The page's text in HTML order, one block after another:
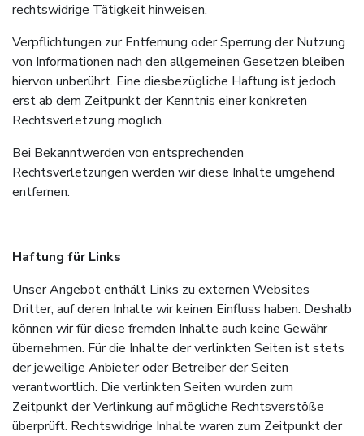
rechtswidrige Tätigkeit hinweisen.
Verpflichtungen zur Entfernung oder Sperrung der Nutzung
von Informationen nach den allgemeinen Gesetzen bleiben
hiervon unberührt. Eine diesbezügliche Haftung ist jedoch
erst ab dem Zeitpunkt der Kenntnis einer konkreten
Rechtsverletzung möglich.
Bei Bekanntwerden von entsprechenden
Rechtsverletzungen werden wir diese Inhalte umgehend
entfernen.
Haftung für Links
Unser Angebot enthält Links zu externen Websites
Dritter, auf deren Inhalte wir keinen Einfluss haben. Deshalb
können wir für diese fremden Inhalte auch keine Gewähr
übernehmen. Für die Inhalte der verlinkten Seiten ist stets
der jeweilige Anbieter oder Betreiber der Seiten
verantwortlich. Die verlinkten Seiten wurden zum
Zeitpunkt der Verlinkung auf mögliche Rechtsverstöße
überprüft. Rechtswidrige Inhalte waren zum Zeitpunkt der